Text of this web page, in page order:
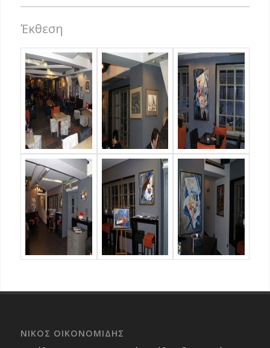
Έκθεση
ΝΙΚΟΣ ΟΙΚΟΝΟΜΙΔΗΣ